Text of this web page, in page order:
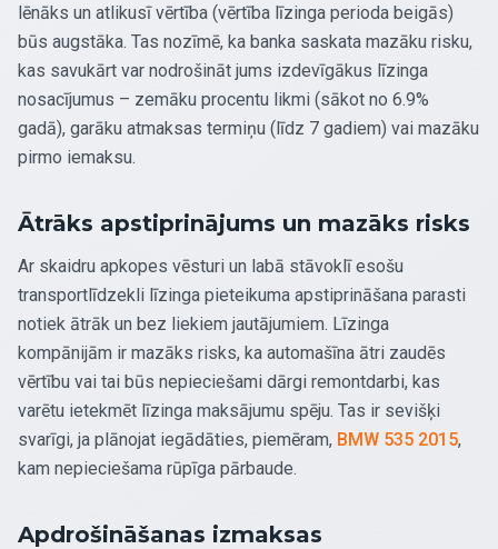
lēnāks un atlikusī vērtība (vērtība līzinga perioda beigās)
būs augstāka. Tas nozīmē, ka banka saskata mazāku risku,
kas savukārt var nodrošināt jums izdevīgākus līzinga
nosacījumus – zemāku procentu likmi (sākot no 6.9%
gadā), garāku atmaksas termiņu (līdz 7 gadiem) vai mazāku
pirmo iemaksu.
Ātrāks apstiprinājums un mazāks risks
Ar skaidru apkopes vēsturi un labā stāvoklī esošu
transportlīdzekli līzinga pieteikuma apstiprināšana parasti
notiek ātrāk un bez liekiem jautājumiem. Līzinga
kompānijām ir mazāks risks, ka automašīna ātri zaudēs
vērtību vai tai būs nepieciešami dārgi remontdarbi, kas
varētu ietekmēt līzinga maksājumu spēju. Tas ir sevišķi
svarīgi, ja plānojat iegādāties, piemēram, BMW 535 2015,
kam nepieciešama rūpīga pārbaude.
Apdrošināšanas izmaksas